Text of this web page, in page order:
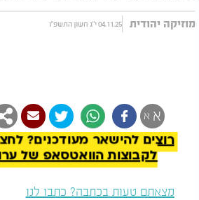
מוזיקה יהודית 04.11.25 י"ג חשון התשפ"ו
א א
רוצים להישאר מעודכנים?
לקבוצות הוואטסאפ של ערוץ 2000
מצאתם טעות בכתבה? כתבו לנו